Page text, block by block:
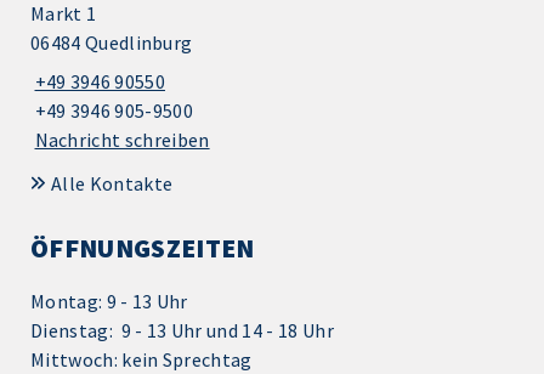
Markt 1
06484 Quedlinburg
+49 3946 90550
+49 3946 905-9500
Nachricht schreiben
Alle Kontakte
ÖFFNUNGSZEITEN
Montag: 9 - 13 Uhr
Dienstag: 9 - 13 Uhr und 14 - 18 Uhr
Mittwoch: kein Sprechtag